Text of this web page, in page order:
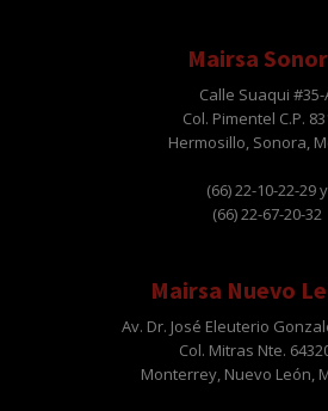
Mairsa
Calle Suaqui #35-
Col. Pimentel C.P.
Hermosillo, Sonora,
(66) 22-10-22-29 y
(66) 22-67-20-32
Mairsa Nuevo
Av. Dr. José Eleuterio
Col. Mitras Nte.
Monterrey, Nuevo León,